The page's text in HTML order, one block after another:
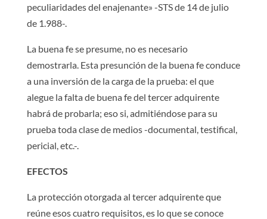
peculiaridades del enajenante» -STS de 14 de julio
de 1.988-.
La buena fe se presume, no es necesario
demostrarla. Esta presunción de la buena fe conduce
a una inversión de la carga de la prueba: el que
alegue la falta de buena fe del tercer adquirente
habrá de probarla; eso si, admitiéndose para su
prueba toda clase de medios -documental, testifical,
pericial, etc.-.
EFECTOS
La protección otorgada al tercer adquirente que
reúne esos cuatro requisitos, es lo que se conoce